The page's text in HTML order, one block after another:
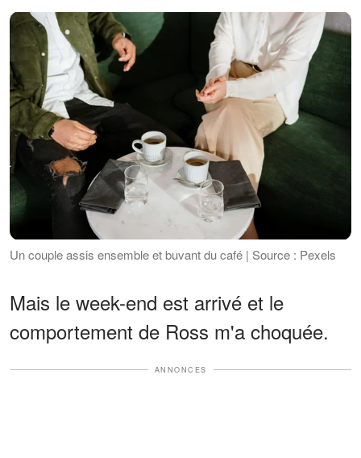
Un couple assis ensemble et buvant du café | Source : Pexels
Mais le week-end est arrivé et le
comportement de Ross m'a choquée.
ANNONCES